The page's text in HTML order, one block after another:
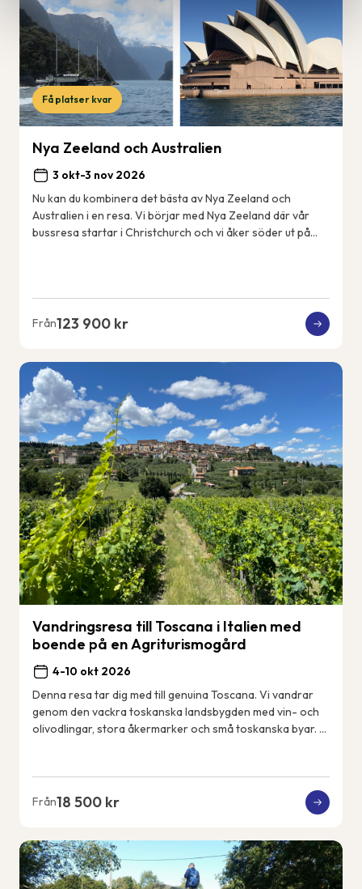
Få platser kvar
Nya Zeeland och Australien
3 okt-3 nov 2026
Nu kan du kombinera det bästa av Nya Zeeland och
Australien i en resa. Vi börjar med Nya Zeeland där vår
bussresa startar i Christchurch och vi åker söder ut på
Från123 900 kr
Vandringsresa till Toscana i Italien med
boende på en Agriturismogård
4-10 okt 2026
Denna resa tar dig med till genuina Toscana. Vi vandrar
genom den vackra toskanska landsbygden med vin- och
olivodlingar, stora åkermarker och små toskanska byar. Vi
Från18 500 kr